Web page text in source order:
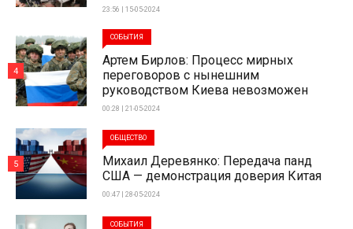
23:56 | 15-05-2024
СОБЫТИЯ
Артем Бирлов: Процесс мирных
переговоров с нынешним
руководством Киева невозможен
00:28 | 21-05-2024
4
ОБЩЕСТВО
Михаил Деревянко: Передача панд
США — демонстрация доверия Китая
00:47 | 28-05-2024
5
СОБЫТИЯ